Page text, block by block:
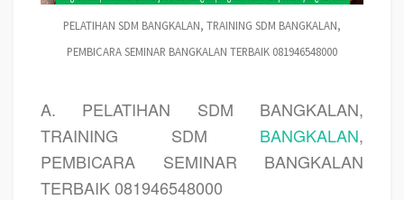
PELATIHAN SDM BANGKALAN, TRAINING SDM BANGKALAN,
PEMBICARA SEMINAR BANGKALAN TERBAIK 081946548000
A. PELATIHAN SDM BANGKALAN,
TRAINING SDM BANGKALAN,
PEMBICARA SEMINAR BANGKALAN
TERBAIK 081946548000